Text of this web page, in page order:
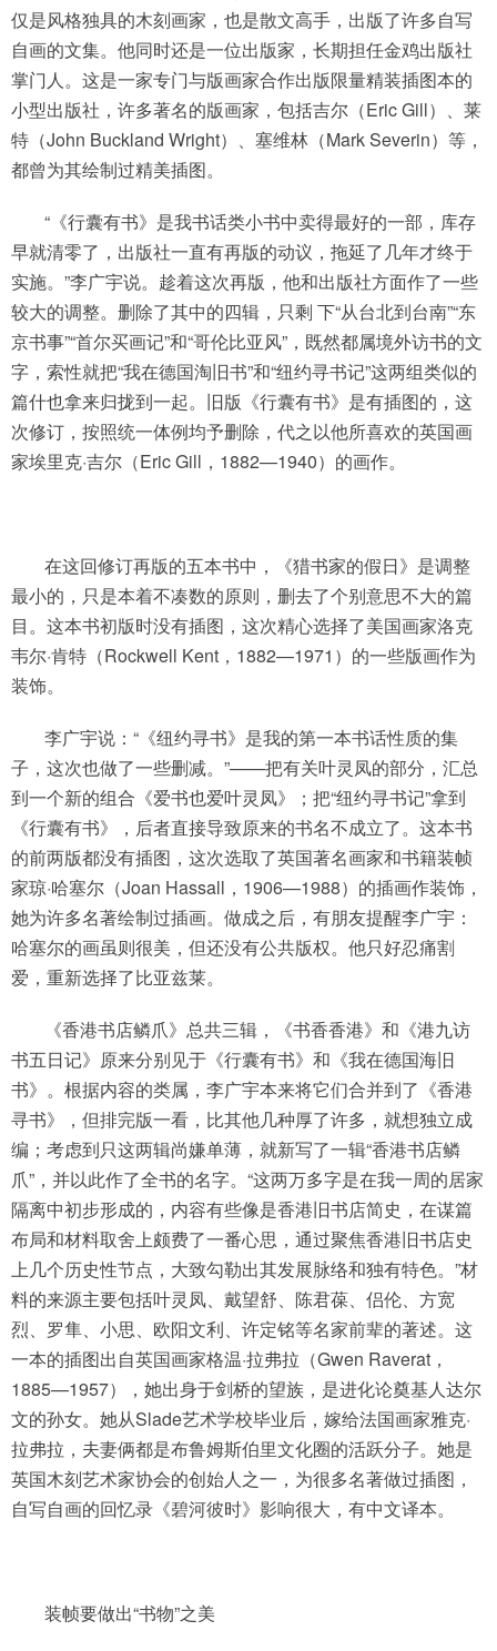
仅是风格独具的木刻画家，也是散文高手，出版了许多自写
自画的文集。他同时还是一位出版家，长期担任金鸡出版社
掌门人。这是一家专门与版画家合作出版限量精装插图本的
小型出版社，许多著名的版画家，包括吉尔（Eric Gill）、莱
特（John Buckland Wright）、塞维林（Mark Severin）等，
都曾为其绘制过精美插图。
“《行囊有书》是我书话类小书中卖得最好的一部，库存
早就清零了，出版社一直有再版的动议，拖延了几年才终于
实施。”李广宇说。趁着这次再版，他和出版社方面作了一些
较大的调整。删除了其中的四辑，只剩 下“从台北到台南”“东
京书事”“首尔买画记”和“哥伦比亚风”，既然都属境外访书的文
字，索性就把“我在德国淘旧书”和“纽约寻书记”这两组类似的
篇什也拿来归拢到一起。旧版《行囊有书》是有插图的，这
次修订，按照统一体例均予删除，代之以他所喜欢的英国画
家埃里克·吉尔（Eric Gill，1882—1940）的画作。
在这回修订再版的五本书中，《猎书家的假日》是调整
最小的，只是本着不凑数的原则，删去了个别意思不大的篇
目。这本书初版时没有插图，这次精心选择了美国画家洛克
韦尔·肯特（Rockwell Kent，1882—1971）的一些版画作为
装饰。
李广宇说：“《纽约寻书》是我的第一本书话性质的集
子，这次也做了一些删减。”——把有关叶灵凤的部分，汇总
到一个新的组合《爱书也爱叶灵凤》；把“纽约寻书记”拿到
《行囊有书》，后者直接导致原来的书名不成立了。这本书
的前两版都没有插图，这次选取了英国著名画家和书籍装帧
家琼·哈塞尔（Joan Hassall，1906—1988）的插画作装饰，
她为许多名著绘制过插画。做成之后，有朋友提醒李广宇：
哈塞尔的画虽则很美，但还没有公共版权。他只好忍痛割
爱，重新选择了比亚兹莱。
《香港书店鳞爪》总共三辑，《书香香港》和《港九访
书五日记》原来分别见于《行囊有书》和《我在德国海旧
书》。根据内容的类属，李广宇本来将它们合并到了《香港
寻书》，但排完版一看，比其他几种厚了许多，就想独立成
编；考虑到只这两辑尚嫌单薄，就新写了一辑“香港书店鳞
爪”，并以此作了全书的名字。“这两万多字是在我一周的居家
隔离中初步形成的，内容有些像是香港旧书店简史，在谋篇
布局和材料取舍上颇费了一番心思，通过聚焦香港旧书店史
上几个历史性节点，大致勾勒出其发展脉络和独有特色。”材
料的来源主要包括叶灵凤、戴望舒、陈君葆、侣伦、方宽
烈、罗隼、小思、欧阳文利、许定铭等名家前辈的著述。这
一本的插图出自英国画家格温·拉弗拉（Gwen Raverat，
1885—1957），她出身于剑桥的望族，是进化论奠基人达尔
文的孙女。她从Slade艺术学校毕业后，嫁给法国画家雅克·
拉弗拉，夫妻俩都是布鲁姆斯伯里文化圈的活跃分子。她是
英国木刻艺术家协会的创始人之一，为很多名著做过插图，
自写自画的回忆录《碧河彼时》影响很大，有中文译本。
装帧要做出“书物”之美